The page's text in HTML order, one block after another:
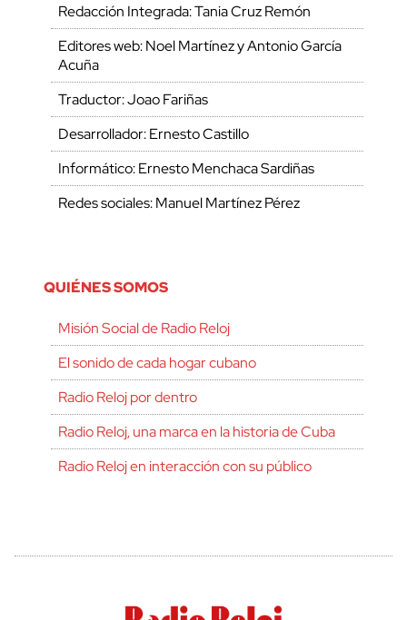
Redacción Integrada: Tania Cruz Remón
Editores web: Noel Martínez y Antonio García
Acuña
Traductor: Joao Fariñas
Desarrollador: Ernesto Castillo
Informático: Ernesto Menchaca Sardiñas
Redes sociales: Manuel Martínez Pérez
QUIÉNES SOMOS
Misión Social de Radio Reloj
El sonido de cada hogar cubano
Radio Reloj por dentro
Radio Reloj, una marca en la historia de Cuba
Radio Reloj en interacción con su público